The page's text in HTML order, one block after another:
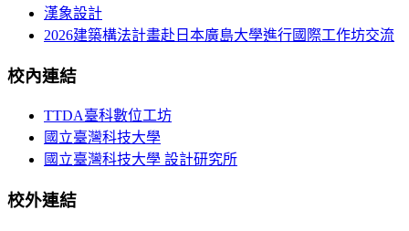
漢象設計
2026建築構法計畫赴日本廣島大學進行國際工作坊交流
校內連結
TTDA臺科數位工坊
國立臺灣科技大學
國立臺灣科技大學 設計研究所
校外連結